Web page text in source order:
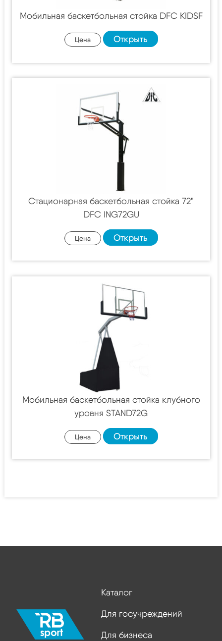
Мобильная баскетбольная стойка DFC KIDSF
Цена Открыть
Стационарная баскетбольная стойка 72"
DFC ING72GU
Цена Открыть
Мобильная баскетбольная стойка клубного
уровня STAND72G
Цена Открыть
Каталог
Для госучреждений
Для бизнеса